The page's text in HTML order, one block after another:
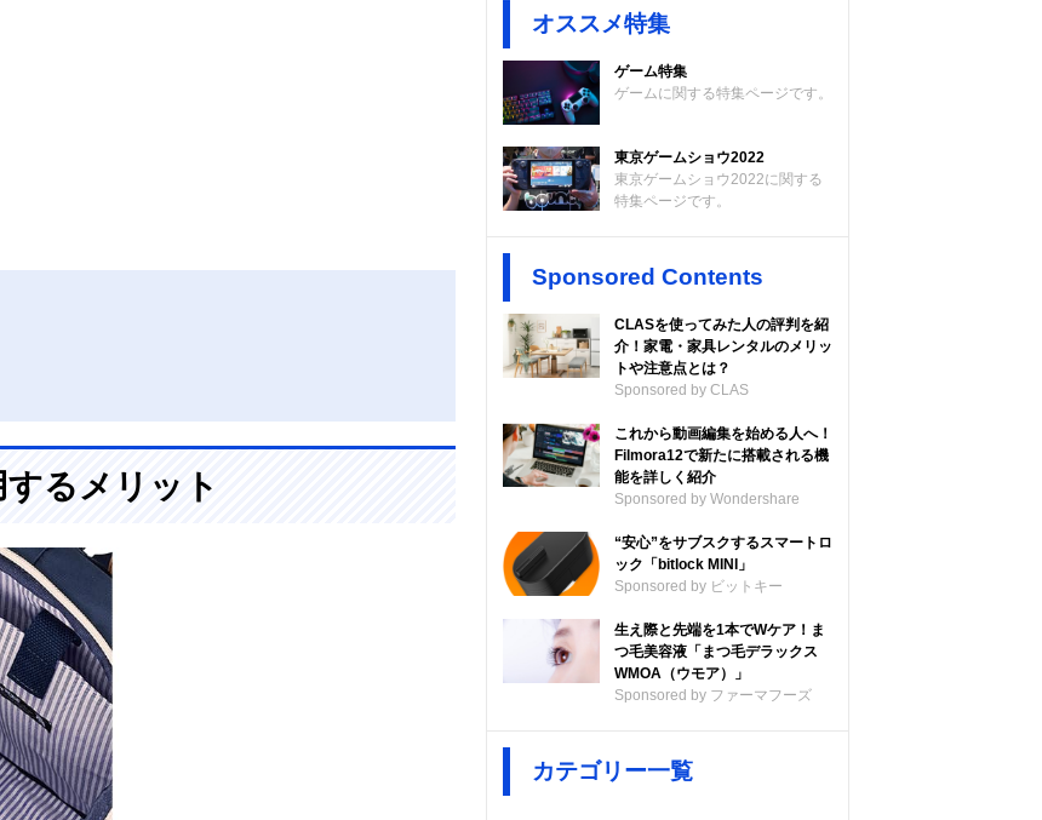
るメリット
オススメ特集
ゲーム特集
ゲームに関する特集ページです。
東京ゲームショウ2022
東京ゲームショウ2022に関する
特集ページです。
Sponsored Contents
CLASを使ってみた人の評判を紹
介！家電・家具レンタルのメリッ
トや注意点とは？
Sponsored by CLAS
これから動画編集を始める人へ！
Filmora12で新たに搭載される機
能を詳しく紹介
Sponsored by Wondershare
“安心”をサブスクするスマートロ
ック「bitlock MINI」
Sponsored by ビットキー
生え際と先端を1本でWケア！ま
つ毛美容液「まつ毛デラックス
WMOA（ウモア）」
Sponsored by ファーマフーズ
カテゴリー一覧